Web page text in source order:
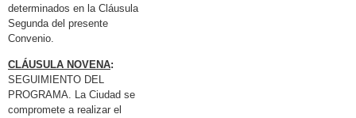
determinados en la Cláusula
Segunda del presente
Convenio.
CLÁUSULA NOVENA:
SEGUIMIENTO DEL
PROGRAMA. La Ciudad se
compromete a realizar el